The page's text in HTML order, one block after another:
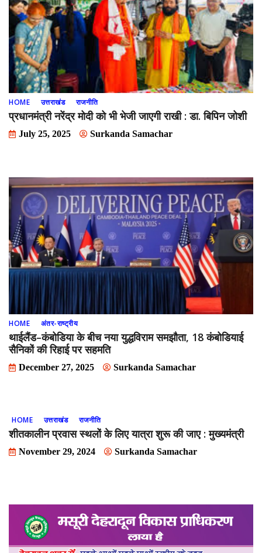
HOME उत्तराखंड राजनीति
प्रधानमंत्री नरेंद्र मोदी को भी भेजी जाएगी राखी : डा. बिपिन जोशी
July 25, 2025 Surkanda Samachar
HOME अंतर-राष्ट्रीय
थाईलैंड–कंबोडिया के बीच नया युद्धविराम समझौता, 18 कंबोडियाई
सैनिकों की रिहाई पर सहमति
December 27, 2025 Surkanda Samachar
HOME उत्तराखंड राजनीति
शीतकालीन प्रवास स्थलों के लिए यात्रा शुरू की जाए : मुख्यमंत्री
November 29, 2024 Surkanda Samachar